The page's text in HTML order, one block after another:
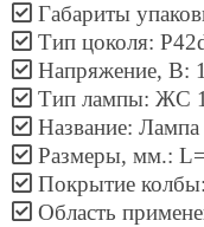
Габариты
Тип цоколя:
Напряжение, В:
Тип лампы: ЖС
Название:
Размеры, мм.:
Покрытие
Область